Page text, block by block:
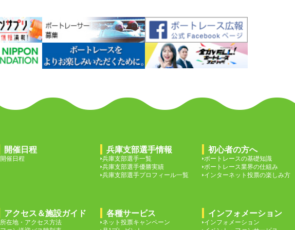
開催日程
開催日程
アクセス＆施設ガイド
所在地・アクセス方法
兵庫支部選手情報
兵庫支部選手一覧
兵庫支部選手優勝実績
兵庫支部選手プロフィール一覧
各種サービス
ネット投票キャンペーン
初心者の方へ
ボートレースの基礎知識
ボートレース業界の仕組み
インターネット投票の楽しみ方
インフォメーション
インフォメーション